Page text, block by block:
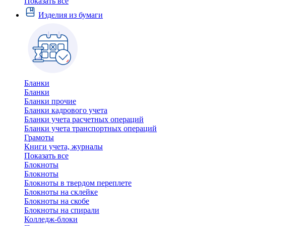
Изделия из бумаги
Бланки
Бланки
Бланки прочие
Бланки кадрового учета
Бланки учета расчетных операций
Бланки учета транспортных операций
Грамоты
Книги учета, журналы
Показать все
Блокноты
Блокноты
Блокноты в твердом переплете
Блокноты на склейке
Блокноты на скобе
Блокноты на спирали
Колледж-блоки